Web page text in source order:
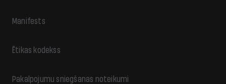
Manifests
Ētikas kodekss
Pakalpojumu sniegšanas noteikumi